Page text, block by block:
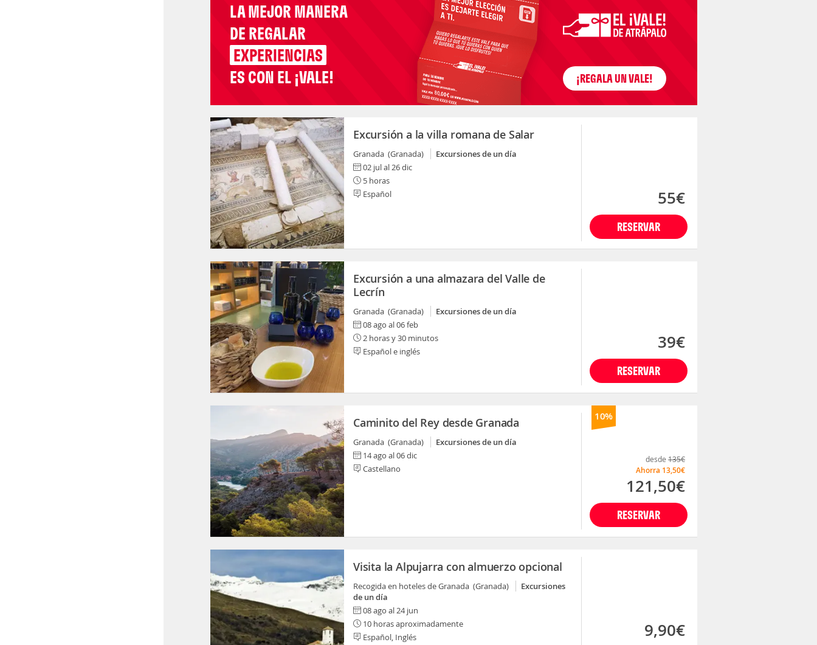
LA MEJOR MANERA
DE REGALAR
EXPERIENCIAS
ES CON EL ¡VALE!
Excursión a la villa romana de Salar
Granada (Granada)
Excursiones de un día
02 jul al 26 dic
5 horas
Español
RESERVAR
55€
Excursión a una almazara del Valle de
Lecrín
Granada (Granada)
Excursiones de un día
08 ago al 06 feb
2 horas y 30 minutos
Español e inglés
RESERVAR
39€
10%
Caminito del Rey desde Granada
Granada (Granada)
Excursiones de un día
14 ago al 06 dic
Castellano
RESERVAR
desde 135€
Ahorra 13,50€
121,50€
Visita la Alpujarra con almuerzo opcional
Recogida en hoteles de Granada (Granada)
Excursiones
de un día
08 ago al 24 jun
10 horas aproximadamente
Español, Inglés
9,90€